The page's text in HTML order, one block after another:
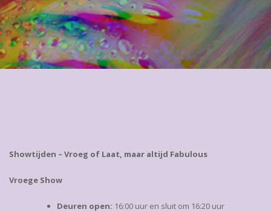
Showtijden – Vroeg of Laat, maar altijd Fabulous
Vroege Show
Deuren open: 16:00 uur en sluit om 16:20 uur